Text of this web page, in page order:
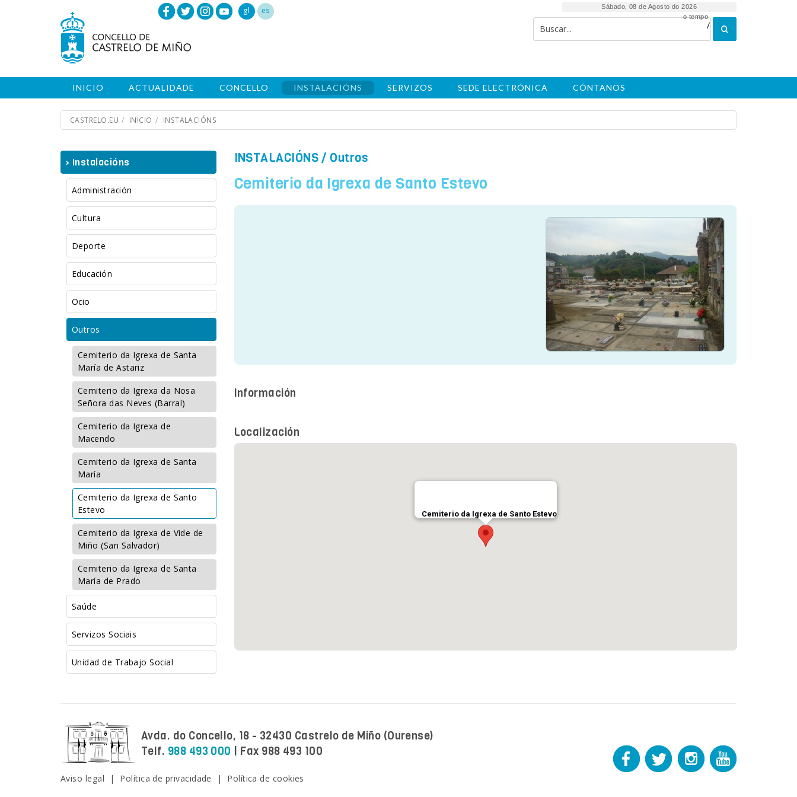
gl es Sábado, 08 de Agosto do 2026
/
o tempo
INICIO ACTUALIDADE CONCELLO INSTALACIÓNS SERVIZOS SEDE ELECTRÓNICA CÓNTANOS
CASTRELO.EU INICIO INSTALACIÓNS
› Instalacións
Administración
Cultura
Deporte
Educación
Ocio
Outros
Cemiterio da Igrexa de Santa
María de Astariz
Cemiterio da Igrexa da Nosa
Señora das Neves (Barral)
Cemiterio da Igrexa de
Macendo
Cemiterio da Igrexa de Santa
María
Cemiterio da Igrexa de Santo
Estevo
Cemiterio da Igrexa de Vide de
Miño (San Salvador)
Cemiterio da Igrexa de Santa
María de Prado
Saúde
Servizos Sociais
Unidad de Trabajo Social
INSTALACIÓNS/ Outros
Cemiterio da Igrexa de Santo Estevo
Información
Localización
Avda. do Concello, 18 - 32430 Castrelo de Miño (Ourense)
Telf. 988 493 000 | Fax 988 493 100
Aviso legal | Política de privacidade | Política de cookies
Twitter InstagramYoutube